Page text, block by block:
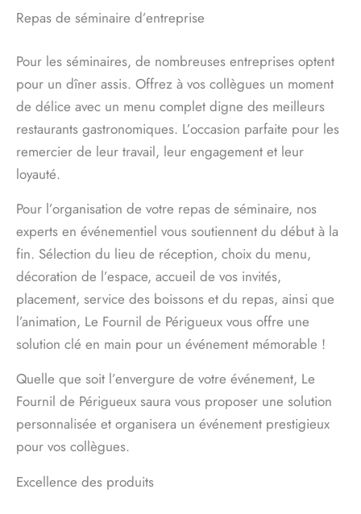
Repas de séminaire d’entreprise
Pour les séminaires, de nombreuses entreprises optent
pour un dîner assis. Offrez à vos collègues un moment
de délice avec un menu complet digne des meilleurs
restaurants gastronomiques. L’occasion parfaite pour les
remercier de leur travail, leur engagement et leur
loyauté.
Pour l’organisation de votre repas de séminaire, nos
experts en événementiel vous soutiennent du début à la
fin. Sélection du lieu de réception, choix du menu,
décoration de l’espace, accueil de vos invités,
placement, service des boissons et du repas, ainsi que
l’animation, Le Fournil de Périgueux vous offre une
solution clé en main pour un événement mémorable !
Quelle que soit l’envergure de votre événement, Le
Fournil de Périgueux saura vous proposer une solution
personnalisée et organisera un événement prestigieux
pour vos collègues.
Excellence des produits